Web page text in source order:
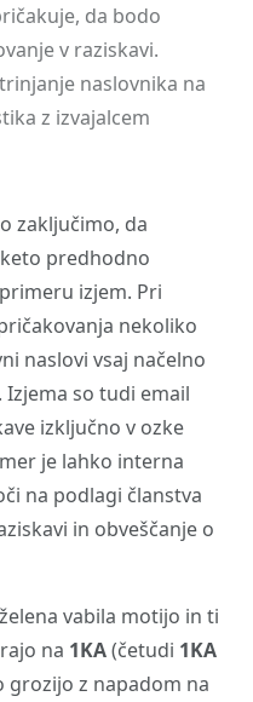
da bodo
v raziskavi.
naslovnika na
z izvajalcem
zaključimo, da
predhodno
izjem. Pri
nekoliko
naslovi vsaj načelno
so tudi email
izključno v ozke
je lahko interna
na podlagi članstva
in obveščanje o
vabila motijo in ti
na 1KA(četudi 1KA
grozijo z napadom na